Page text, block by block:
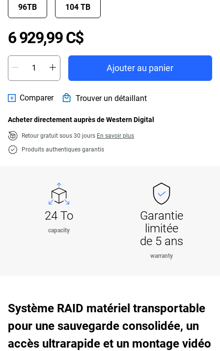
96TB 104 TB
6 929,99 C$Price 6 929,99 C$
Ajouter au panier
Comparer Trouver un détaillant
Acheter directement auprès de Western Digital
Retour gratuit sous 30 jours En savoir plus
Produits authentiques garantis
24 To
capacity
Garantie
limitée
de 5 ans
warranty
Système RAID matériel transportable
pour une sauvegarde consolidée, un
accès ultrarapide et un montage vidéo